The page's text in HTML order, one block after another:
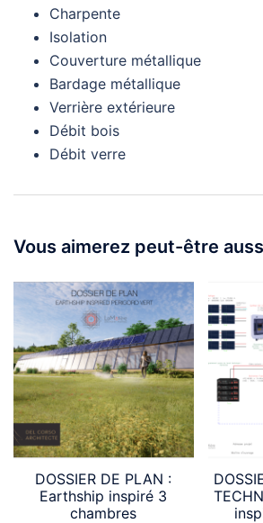
Charpente
Isolation
Couverture métallique
Bardage métallique
Verrière extérieure
Débit bois
Débit verre
Vous aimerez peut-être
DOSSIER DE PLAN :
Earthship inspiré 3
chambres